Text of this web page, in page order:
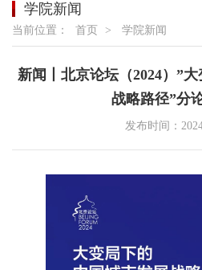
学院新闻
当前位置： 首页 > 学院新闻
新闻丨北京论坛（2024）”
战略路径”分
发布时间：